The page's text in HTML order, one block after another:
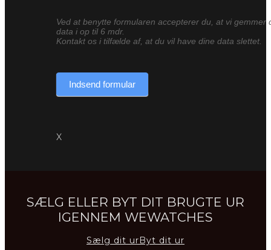
Ved at benytte formularen accepterer du, at vi gemmer
data i op til 6 mdr.
Kontakt os i tilfælde af, at du vil have dine data slettet.
Indsend formular
X
SÆLG ELLER BYT DIT BRUGTE UR
IGENNEM WEWATCHES
Sælg dit urByt dit ur